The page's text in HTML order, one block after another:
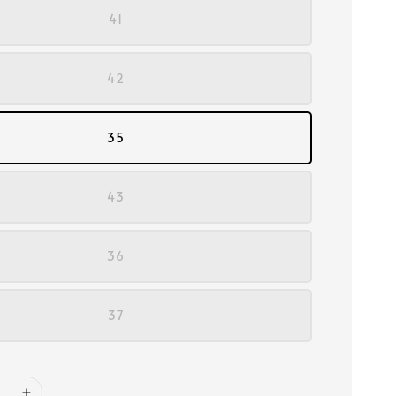
41
42
35
43
36
37